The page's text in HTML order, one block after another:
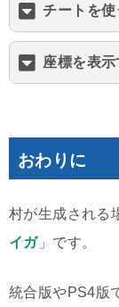
チートを使
座標を表
おわりに
村が生成される
イガ」です。
統合版やPS4版